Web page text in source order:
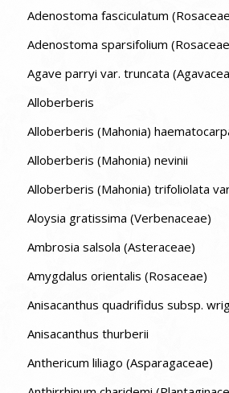
Adenostoma fasciculatum
Adenostoma sparsifolium
Agave parryi var. truncata
Alloberberis
Alloberberis (Mahonia)
Alloberberis (Mahonia) nevinii
Alloberberis (Mahonia) trifoliolata
Aloysia gratissima (Verbenaceae)
Ambrosia salsola (Asteraceae)
Amygdalus orientalis (Rosaceae)
Anisacanthus quadrifidus subsp.
Anisacanthus thurberii
Anthericum liliago (Asparagaceae)